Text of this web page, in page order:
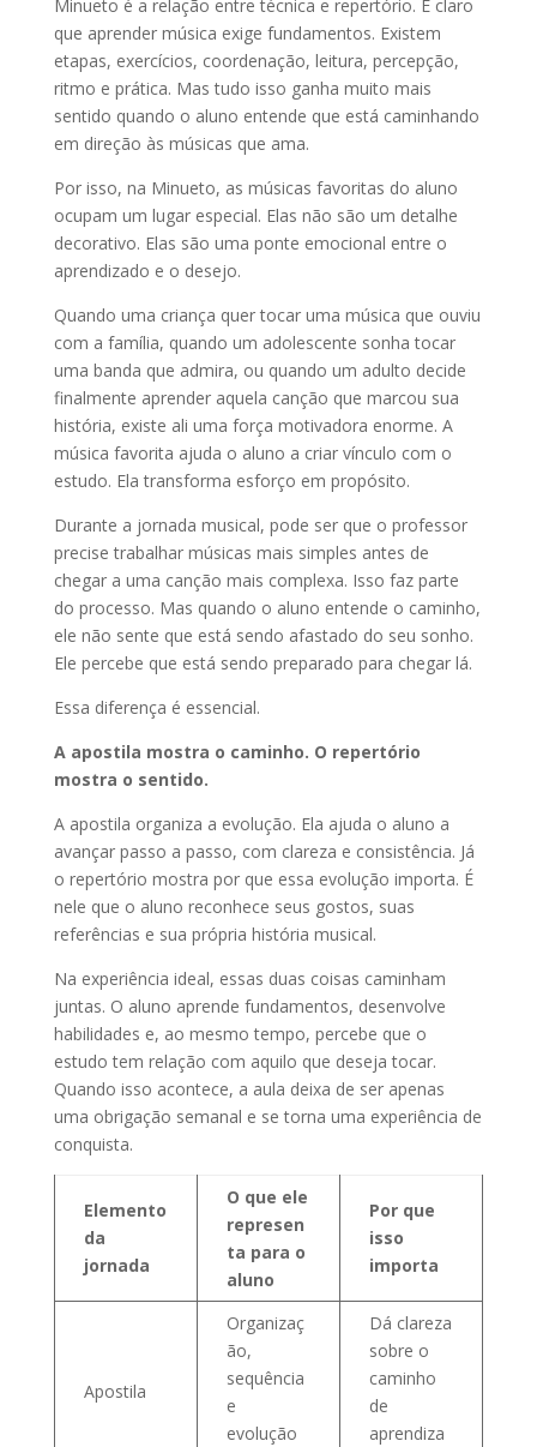
Minueto é a relação entre técnica e repertório. É claro
que aprender música exige fundamentos. Existem
etapas, exercícios, coordenação, leitura, percepção,
ritmo e prática. Mas tudo isso ganha muito mais
sentido quando o aluno entende que está caminhando
em direção às músicas que ama.
Por isso, na Minueto, as músicas favoritas do aluno
ocupam um lugar especial. Elas não são um detalhe
decorativo. Elas são uma ponte emocional entre o
aprendizado e o desejo.
Quando uma criança quer tocar uma música que ouviu
com a família, quando um adolescente sonha tocar
uma banda que admira, ou quando um adulto decide
finalmente aprender aquela canção que marcou sua
história, existe ali uma força motivadora enorme. A
música favorita ajuda o aluno a criar vínculo com o
estudo. Ela transforma esforço em propósito.
Durante a jornada musical, pode ser que o professor
precise trabalhar músicas mais simples antes de
chegar a uma canção mais complexa. Isso faz parte
do processo. Mas quando o aluno entende o caminho,
ele não sente que está sendo afastado do seu sonho.
Ele percebe que está sendo preparado para chegar lá.
Essa diferença é essencial.
A apostila mostra o caminho. O repertório
mostra o sentido.
A apostila organiza a evolução. Ela ajuda o aluno a
avançar passo a passo, com clareza e consistência. Já
o repertório mostra por que essa evolução importa. É
nele que o aluno reconhece seus gostos, suas
referências e sua própria história musical.
Na experiência ideal, essas duas coisas caminham
juntas. O aluno aprende fundamentos, desenvolve
habilidades e, ao mesmo tempo, percebe que o
estudo tem relação com aquilo que deseja tocar.
Quando isso acontece, a aula deixa de ser apenas
uma obrigação semanal e se torna uma experiência de
conquista.
Elemento
da
jornada
O que ele
represen
ta para o
aluno
Por que
isso
importa
Apostila
Organizaç
ão,
sequência
e
evolução
Dá clareza
sobre o
caminho
de
aprendiza